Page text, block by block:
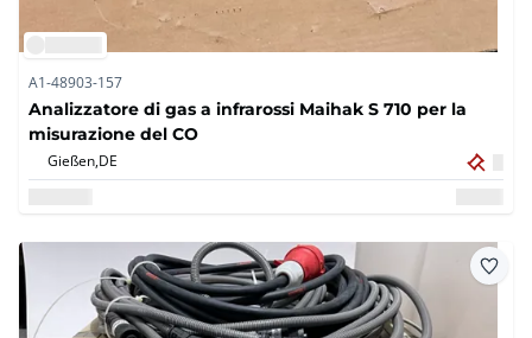
A1-48903-157
Analizzatore di gas a infrarossi Maihak S 710 per la
misurazione del CO
Gießen,DE